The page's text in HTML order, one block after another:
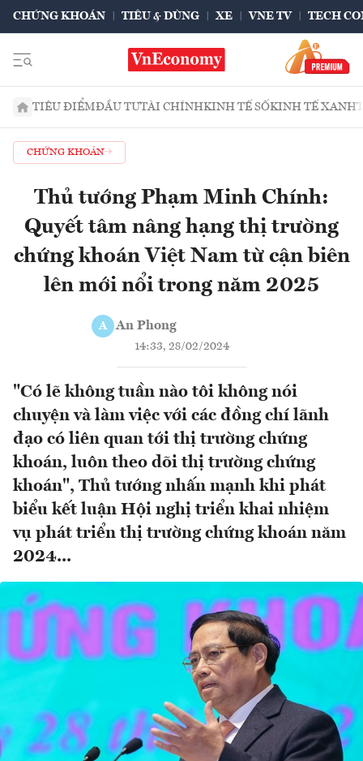
CHỨNG KHOÁN TIÊU & DÙNG XE VNE TV TECH
TIÊU ĐIỂMĐẦU TƯTÀI CHÍNHKINH TẾ SỐKINH TẾ XANH
CHỨNG KHOÁN
Thủ tướng Phạm Minh Chính:
Quyết tâm nâng hạng thị trường
chứng khoán Việt Nam từ cận biên
lên mới nổi trong năm 2025
A An Phong
14:33, 28/02/2024
"Có lẽ không tuần nào tôi không nói
chuyện và làm việc với các đồng chí lãnh
đạo có liên quan tới thị trường chứng
khoán, luôn theo dõi thị trường chứng
khoán", Thủ tướng nhấn mạnh khi phát
biểu kết luận Hội nghị triển khai nhiệm
vụ phát triển thị trường chứng khoán năm
2024...